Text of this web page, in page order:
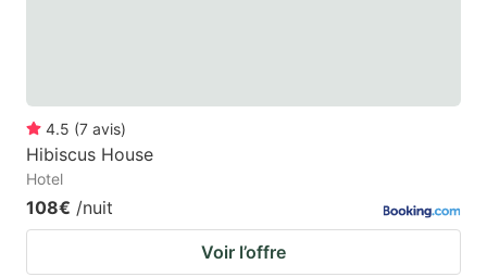
4.5 (7 avis)
Hibiscus House
Hotel
108€ /nuit
Voir l’offre